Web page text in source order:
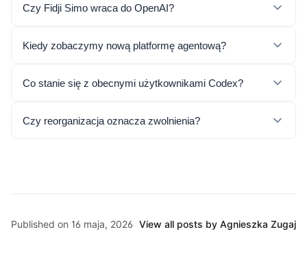
Czy Fidji Simo wraca do OpenAI?
Kiedy zobaczymy nową platformę agentową?
Co stanie się z obecnymi użytkownikami Codex?
Czy reorganizacja oznacza zwolnienia?
Published on 16 maja, 2026 View all posts by Agnieszka Zugaj